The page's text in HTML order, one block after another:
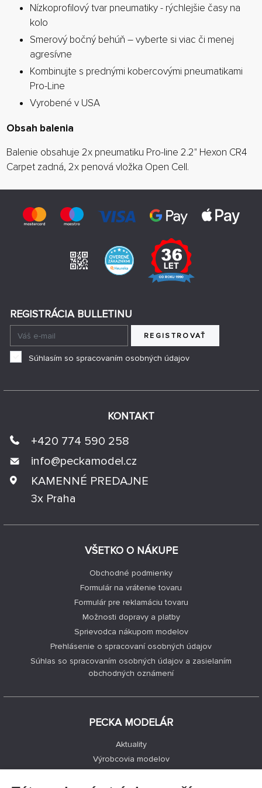
Nízkoprofilový tvar pneumatiky - rýchlejšie časy na
kolo
Smerový bočný behúň – vyberte si viac či menej
agresívne
Kombinujte s prednými kobercovými pneumatikami
Pro-Line
Vyrobené v USA
Obsah balenia
Balenie obsahuje 2x pneumatiku Pro-line 2.2" Hexon CR4
Carpet zadná, 2x penová vložka Open Cell.
VŠETKO O NÁKUPE
Obchodné podmienky
Formulár na vrátenie tovaru
Formulár pre reklamáciu tovaru
Možnosti dopravy a platby
Sprievodca nákupom modelov
Prehlásenie o spracovaní osobných údajov
Súhlas so spracovaním osobných údajov a zasielaním
obchodných oznámení
PECKA MODELÁR
Aktuality
Výrobcovia modelov
KONTAKT
+420 774 590 258
info@peckamodel.cz
KAMENNÉ PREDAJNE
3x Praha
REGISTRÁCIA BULLETINU
REGISTROVAŤ
Súhlasím so spracovaním osobných údajov